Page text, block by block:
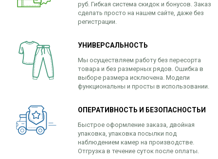
руб. Гибкая система скидок и бонусов. Заказ
сделать просто на нашем сайте, даже без
регистрации.
УНИВЕРСАЛЬНОСТЬ
Мы осуществляем работу без пересорта
товара и без размерных рядов. Ошибка в
выборе размера исключена. Модели
функциональны и просты в использовании.
ОПЕРАТИВНОСТЬ И БЕЗОПАСНОСТЬИ
Быстрое оформление заказа, двойная
упаковка, упаковка посылки под
наблюдением камер на производстве.
Отгрузка в течение суток после оплаты.